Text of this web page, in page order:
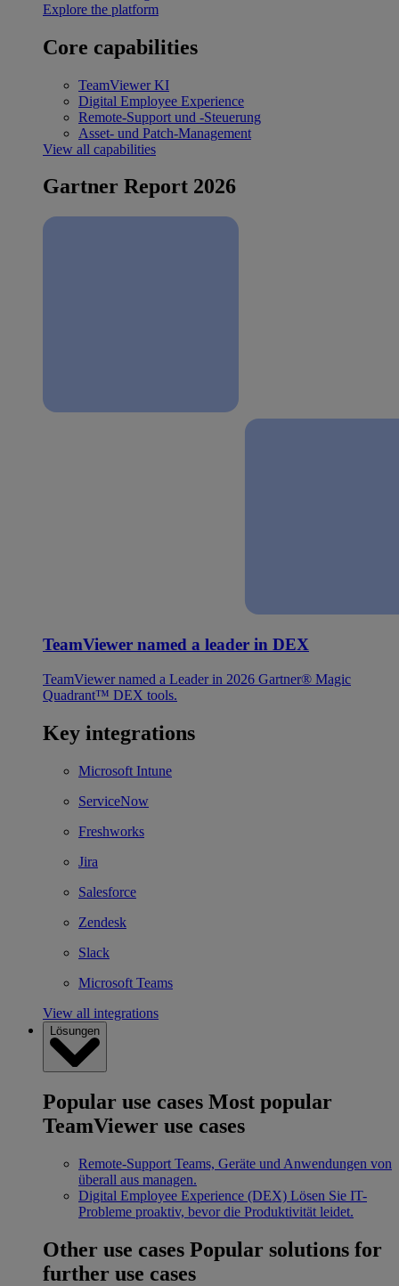
Explore the platform
Core capabilities
TeamViewer KI
Digital Employee Experience
Remote-Support und -Steuerung
Asset- und Patch-Management
View all capabilities
Gartner Report 2026
TeamViewer named a leader in DEX
TeamViewer named a Leader in 2026 Gartner® Magic
Quadrant™ DEX tools.
Key integrations
Microsoft Intune
ServiceNow
Freshworks
Jira
Salesforce
Zendesk
Slack
Microsoft Teams
View all integrations
Lösungen
Popular use cases Most popular
TeamViewer use cases
Remote-Support Teams, Geräte und Anwendungen von
überall aus managen.
Digital Employee Experience (DEX) Lösen Sie IT-
Probleme proaktiv, bevor die Produktivität leidet.
Other use cases Popular solutions for
further use cases